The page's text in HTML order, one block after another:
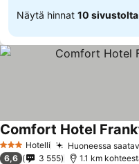
Näytä hinnat 10 sivustolta
3 Tähtiluokitus
Hotelli Huoneessa
Comfort Hotel
6,6 3 555 1.1 km